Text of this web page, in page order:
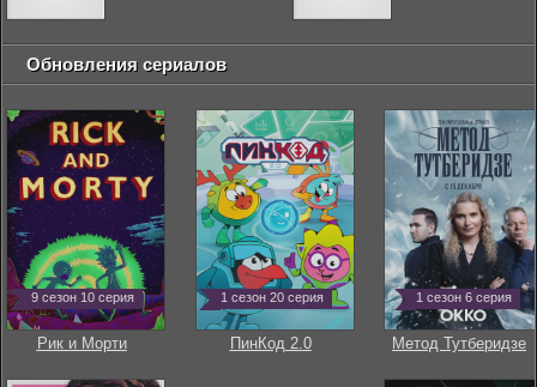
Обновления сериалов
9 сезон 10 серия
Рик и Морти
1 сезон 20 серия
ПинКод 2.0
1 сезон 6 серия
Метод Тутберидзе